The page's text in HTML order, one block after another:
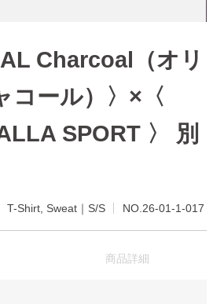
Charcoal（オリ
コール）〉×〈
SPORT 〉 別
T-Shirt, Sweat｜S/S NO.26-01-1-017
商品詳細